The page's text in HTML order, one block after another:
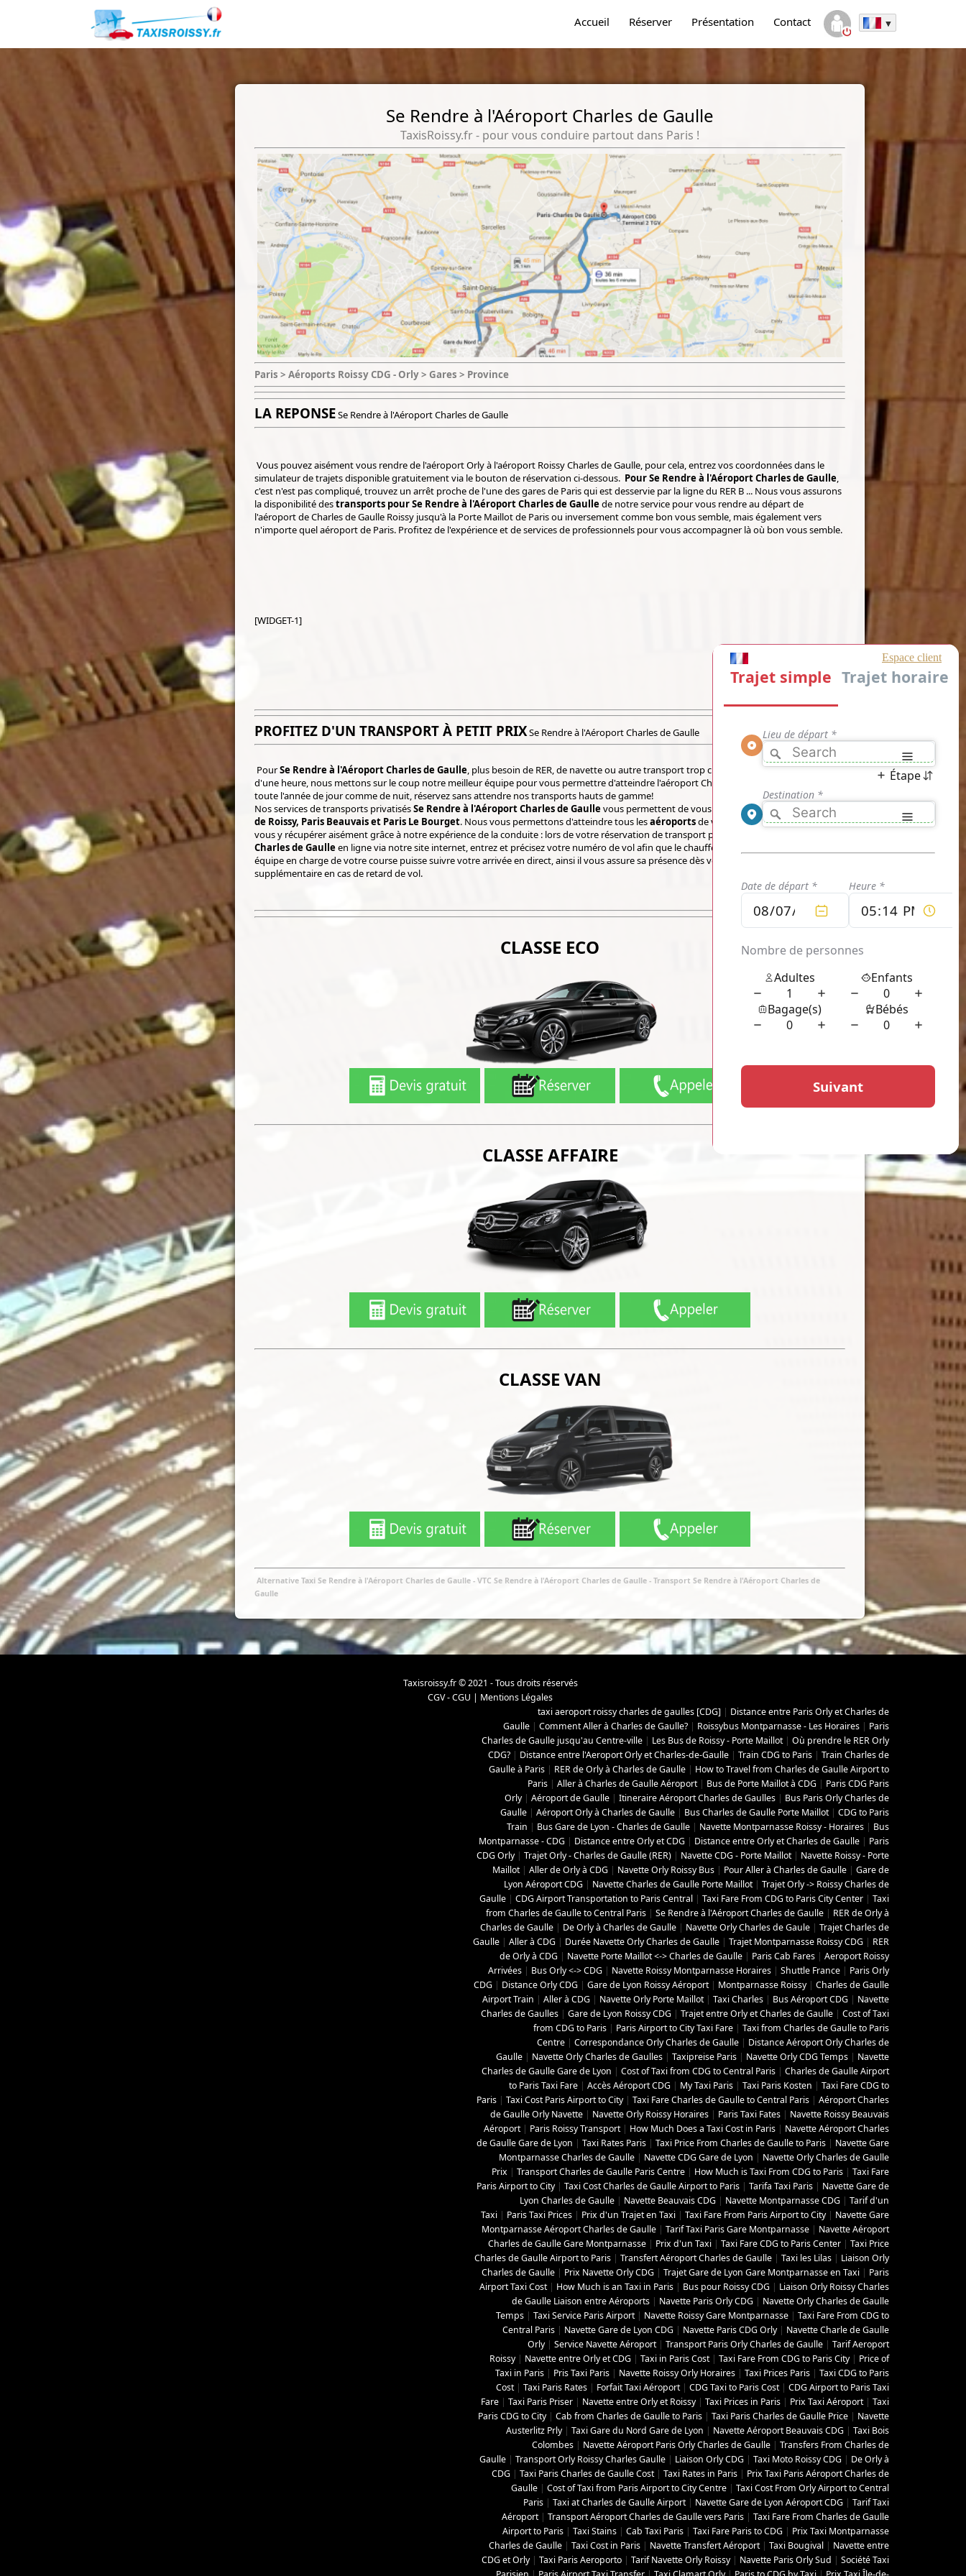
Accueil Réserver Présentation Contact
Se Rendre à l'Aéroport Charles de Gaulle
TaxisRoissy.fr - pour vous conduire partout dans Paris !
Paris > Aéroports Roissy CDG - Orly > Gares > Province
LA REPONSESe Rendre à l'Aéroport Charles de Gaulle
Vous pouvez aisément vous rendre de l'aéroport Orly à l'aéroport Roissy Charles de Gaulle, pour cela, entrez vos coordonnées dans le
simulateur de trajets disponible gratuitement via le bouton de réservation ci-dessous. Pour Se Rendre à l'Aéroport Charles de Gaulle,
c'est n'est pas compliqué, trouvez un arrêt proche de l'une des gares de Paris qui est desservie par la ligne du RER B ... Nous vous assurons
la disponibilité destransports pour Se Rendre à l'Aéroport Charles de Gaullede notre service pour vous rendre au départ de
l'aéroport de Charles de Gaulle Roissy jusqu'à la Porte Maillot de Paris ou inversement comme bon vous semble, mais également vers
n'importe quel aéroport de Paris. Profitez de l'expérience et de services de professionnels pour vous accompagner là où bon vous semble.
[WIDGET-1]
PROFITEZ D'UN TRANSPORT À PETIT PRIXSe Rendre à l'Aéroport Charles de Gaulle
PourSe Rendre à l'Aéroport Charles de Gaulle, plus besoin de RER, de navette ou autre transport trop cher pour un trajet de moins
d'une heure, nous mettons sur le coup notre meilleur équipe pour vous permettre d'atteindre l'aéroport Charles de Gaulle rapidement
toute l'année de jour comme de nuit, réservez sans attendre nos transports hauts de gamme!
Nos services de transports privatisésSe Rendre à l'Aéroport Charles de Gaullevous permettent de vous rendre auxaéroport d'Orly,
de Roissy, Paris Beauvais et Paris Le Bourget. Nous vous permettons d'atteindre tous lesaéroportsde votre choix, mais également de
vous y récupérer aisément grâce à notre expérience de la conduite : lors de votre réservation de transport privé
Charles de Gaulleen ligne via notre site internet, entrez et précisez votre numéro de vol afin que le chauffeur professionnel de notre
équipe en charge de votre course puisse suivre votre arrivée en direct, ainsi il vous assure sa présence dès votre arrivée et aucun frais
supplémentaire en cas de retard de vol.
CLASSE ECO
CLASSE AFFAIRE
CLASSE VAN
Alternative Taxi Se Rendre à l'Aéroport Charles de Gaulle- VTC Se Rendre à l'Aéroport Charles de Gaulle -Transport Se Rendre à l'Aéroport Charles de
Gaulle
Taxisroissy.fr © 2021 - Tous droits réservés
CGV - CGU | Mentions Légales
taxi aeroport roissy charles de gaulles [CDG] | Distance entre Paris Orly et Charles de
Gaulle | Comment Aller à Charles de Gaulle? | Roissybus Montparnasse - Les Horaires | Paris
Charles de Gaulle jusqu'au Centre-ville | Les Bus de Roissy - Porte Maillot| Où prendre le RER Orly
CDG? | Distance entre l'Aeroport Orly et Charles-de-Gaulle | Train CDG to Paris | Train Charles de
Gaulle à Paris | RER de Orly à Charles de Gaulle | How to Travel from Charles de Gaulle Airport to
Paris | Aller à Charles de Gaulle Aéroport| Bus de Porte Maillot à CDG | Paris CDG Paris
Orly| Aéroport de Gaulle | Itineraire Aéroport Charles de Gaulles | Bus Paris Orly Charles de
Gaulle | Aéroport Orly à Charles de Gaulle | Bus Charles de Gaulle Porte Maillot| CDG to Paris
Train | Bus Gare de Lyon - Charles de Gaulle | Navette Montparnasse Roissy - Horaires | Bus
Montparnasse - CDG | Distance entre Orly et CDG | Distance entre Orly et Charles de Gaulle | Paris
CDG Orly| Trajet Orly - Charles de Gaulle (RER) | Navette CDG - Porte Maillot| Navette Roissy - Porte
Maillot| Aller de Orly à CDG | Navette Orly Roissy Bus | Pour Aller à Charles de Gaulle | Gare de
Lyon Aéroport CDG | Navette Charles de Gaulle Porte Maillot| Trajet Orly -> Roissy Charles de
Gaulle | CDG Airport Transportation to Paris Central | Taxi Fare From CDG to Paris City Center | Taxi
from Charles de Gaulle to Central Paris | Se Rendre à l'Aéroport Charles de Gaulle | RER de Orly à
Charles de Gaulle | De Orly à Charles de Gaulle | Navette Orly Charles de Gaule | Trajet Charles de
Gaulle | Aller à CDG | Durée Navette Orly Charles de Gaulle | Trajet Montparnasse Roissy CDG | RER
de Orly à CDG | Navette Porte Maillot <-> Charles de Gaulle | Paris Cab Fares | Aeroport Roissy
Arrivées | Bus Orly <-> CDG | Navette Roissy Montparnasse Horaires | Shuttle France | Paris Orly
CDG | Distance Orly CDG | Gare de Lyon Roissy Aéroport| Montparnasse Roissy| Charles de Gaulle
Airport Train | Aller à CDG | Navette Orly Porte Maillot| Taxi Charles | Bus Aéroport CDG | Navette
Charles de Gaulles | Gare de Lyon Roissy CDG | Trajet entre Orly et Charles de Gaulle | Cost of Taxi
from CDG to Paris | Paris Airport to City Taxi Fare | Taxi from Charles de Gaulle to Paris
Centre | Correspondance Orly Charles de Gaulle | Distance Aéroport Orly Charles de
Gaulle | Navette Orly Charles de Gaulles | Taxipreise Paris | Navette Orly CDG Temps | Navette
Charles de Gaulle Gare de Lyon | Cost of Taxi from CDG to Central Paris | Charles de Gaulle Airport
to Paris Taxi Fare | Accès Aéroport CDG | My Taxi Paris | Taxi Paris Kosten | Taxi Fare CDG to
Paris | Taxi Cost Paris Airport to City| Taxi Fare Charles de Gaulle to Central Paris | Aéroport Charles
de Gaulle Orly Navette | Navette Orly Roissy Horaires | Paris Taxi Fates | Navette Roissy Beauvais
Aéroport| Paris Roissy Transport| How Much Does a Taxi Cost in Paris | Navette Aéroport Charles
de Gaulle Gare de Lyon | Taxi Rates Paris | Taxi Price From Charles de Gaulle to Paris | Navette Gare
Montparnasse Charles de Gaulle | Navette CDG Gare de Lyon | Navette Orly Charles de Gaulle
Prix | Transport Charles de Gaulle Paris Centre | How Much is Taxi From CDG to Paris | Taxi Fare
Paris Airport to City| Taxi Cost Charles de Gaulle Airport to Paris | Tarifa Taxi Paris | Navette Gare de
Lyon Charles de Gaulle | Navette Beauvais CDG | Navette Montparnasse CDG | Tarif d'un
Taxi | Paris Taxi Prices | Prix d'un Trajet en Taxi | Taxi Fare From Paris Airport to City| Navette Gare
Montparnasse Aéroport Charles de Gaulle | Tarif Taxi Paris Gare Montparnasse | Navette Aéroport
Charles de Gaulle Gare Montparnasse | Prix d'un Taxi | Taxi Fare CDG to Paris Center | Taxi Price
Charles de Gaulle Airport to Paris | Transfert Aéroport Charles de Gaulle | Taxi les Lilas | Liaison Orly
Charles de Gaulle | Prix Navette Orly CDG | Trajet Gare de Lyon Gare Montparnasse en Taxi | Paris
Airport Taxi Cost| How Much is an Taxi in Paris | Bus pour Roissy CDG | Liaison Orly Roissy Charles
de Gaulle Liaison entre Aéroports | Navette Paris Orly CDG | Navette Orly Charles de Gaulle
Temps | Taxi Service Paris Airport| Navette Roissy Gare Montparnasse | Taxi Fare From CDG to
Central Paris | Navette Gare de Lyon CDG | Navette Paris CDG Orly| Navette Charle de Gaulle
Orly| Service Navette Aéroport| Transport Paris Orly Charles de Gaulle | Tarif Aeroport
Roissy| Navette entre Orly et CDG | Taxi in Paris Cost| Taxi Fare From CDG to Paris City| Price of
Taxi in Paris | Pris Taxi Paris | Navette Roissy Orly Horaires | Taxi Prices Paris | Taxi CDG to Paris
Cost| Taxi Paris Rates | Forfait Taxi Aéroport| CDG Taxi to Paris Cost| CDG Airport to Paris Taxi
Fare | Taxi Paris Priser | Navette entre Orly et Roissy| Taxi Prices in Paris | Prix Taxi Aéroport| Taxi
Paris CDG to City| Cab from Charles de Gaulle to Paris | Taxi Paris Charles de Gaulle Price | Navette
Austerlitz Prly| Taxi Gare du Nord Gare de Lyon | Navette Aéroport Beauvais CDG | Taxi Bois
Colombes | Navette Aéroport Paris Orly Charles de Gaulle | Transfers From Charles de
Gaulle | Transport Orly Roissy Charles Gaulle | Liaison Orly CDG | Taxi Moto Roissy CDG | De Orly à
CDG | Taxi Paris Charles de Gaulle Cost| Taxi Rates in Paris | Prix Taxi Paris Aéroport Charles de
Gaulle | Cost of Taxi from Paris Airport to City Centre | Taxi Cost From Orly Airport to Central
Paris | Taxi at Charles de Gaulle Airport| Navette Gare de Lyon Aéroport CDG | Tarif Taxi
Aéroport| Transport Aéroport Charles de Gaulle vers Paris | Taxi Fare From Charles de Gaulle
Airport to Paris | Taxi Stains | Cab Taxi Paris | Taxi Fare Paris to CDG | Prix Taxi Montparnasse
Charles de Gaulle | Taxi Cost in Paris | Navette Transfert Aéroport| Taxi Bougival | Navette entre
CDG et Orly| Taxi Paris Aeroporto | Tarif Navette Orly Roissy| Navette Paris Orly Sud | Société Taxi